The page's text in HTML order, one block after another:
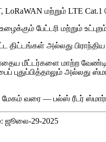
LoRaWAN மற்றும் LTE
உழைக்கும் பேட்டரி மற்றும்
திட்டங்கள் அல்லது
மீட்டர்களை மாற்ற
புதுப்பித்தாலும் அல்லது
மேகம் வரை — பல்ஸ் ரீடர்
ஜூலை-29-2025